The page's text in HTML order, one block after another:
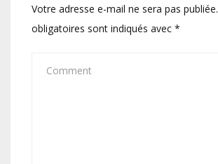
Votre adresse e-mail ne sera pas publiée.
obligatoires sont indiqués avec *